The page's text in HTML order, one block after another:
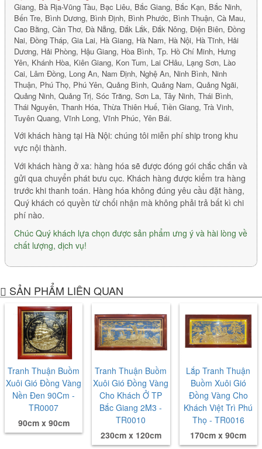
Giang, Bà Rịa-Vũng Tàu, Bạc Liêu, Bắc Giang, Bắc Kạn, Bắc Ninh,
Bến Tre, Bình Dương, Bình Định, Bình Phước, Bình Thuận, Cà Mau,
Cao Bằng, Cần Thơ, Đà Nẵng, Đắk Lắk, Đắk Nông, Điện Biên, Đồng
Nai, Đồng Tháp, Gia Lai, Hà Giang, Hà Nam, Hà Nội, Hà Tĩnh, Hải
Dương, Hải Phòng, Hậu Giang, Hòa Bình, Tp. Hồ Chí Minh, Hưng
Yên, Khánh Hòa, Kiên Giang, Kon Tum, Lai CHâu, Lạng Sơn, Lào
Cai, Lâm Đồng, Long An, Nam Định, Nghệ An, Ninh Bình, Ninh
Thuận, Phú Thọ, Phú Yên, Quảng Bình, Quảng Nam, Quảng Ngãi,
Quảng Ninh, Quảng Trị, Sóc Trăng, Sơn La, Tây Ninh, Thái Bình,
Thái Nguyên, Thanh Hóa, Thừa Thiên Huế, Tiền Giang, Trà Vinh,
Tuyên Quang, Vĩnh Long, Vĩnh Phúc, Yên Bái.
Với khách hàng tại Hà Nội: chúng tôi miễn phí ship trong khu
vực nội thành.
Với khách hàng ở xa: hàng hóa sẽ được đóng gói chắc chắn và
gửi qua chuyển phát bưu cục. Khách hàng được kiểm tra hàng
trước khi thanh toán. Hàng hóa không đúng yêu cầu đặt hàng,
Quý khách có quyền từ chối nhận mà không phải trả bất kì chi
phí nào.
Chúc Quý khách lựa chọn được sản phẩm ưng ý và hài lòng về
chất lượng, dịch vụ!
SẢN PHẨM LIÊN QUAN
Tranh Thuận Buồm
Xuôi Gió Đồng Vàng
Nền Đen 90Cm -
TR0007
90cm x 90cm
Tranh Thuận Buồm
Xuôi Gió Đồng Vàng
Cho Khách Ở TP
Bắc Giang 2M3 -
TR0010
230cm x 120cm
Lắp Tranh Thuận
Buồm Xuôi Gió
Đồng Vàng Cho
Khách Việt Trì Phú
Thọ - TR0016
170cm x 90cm